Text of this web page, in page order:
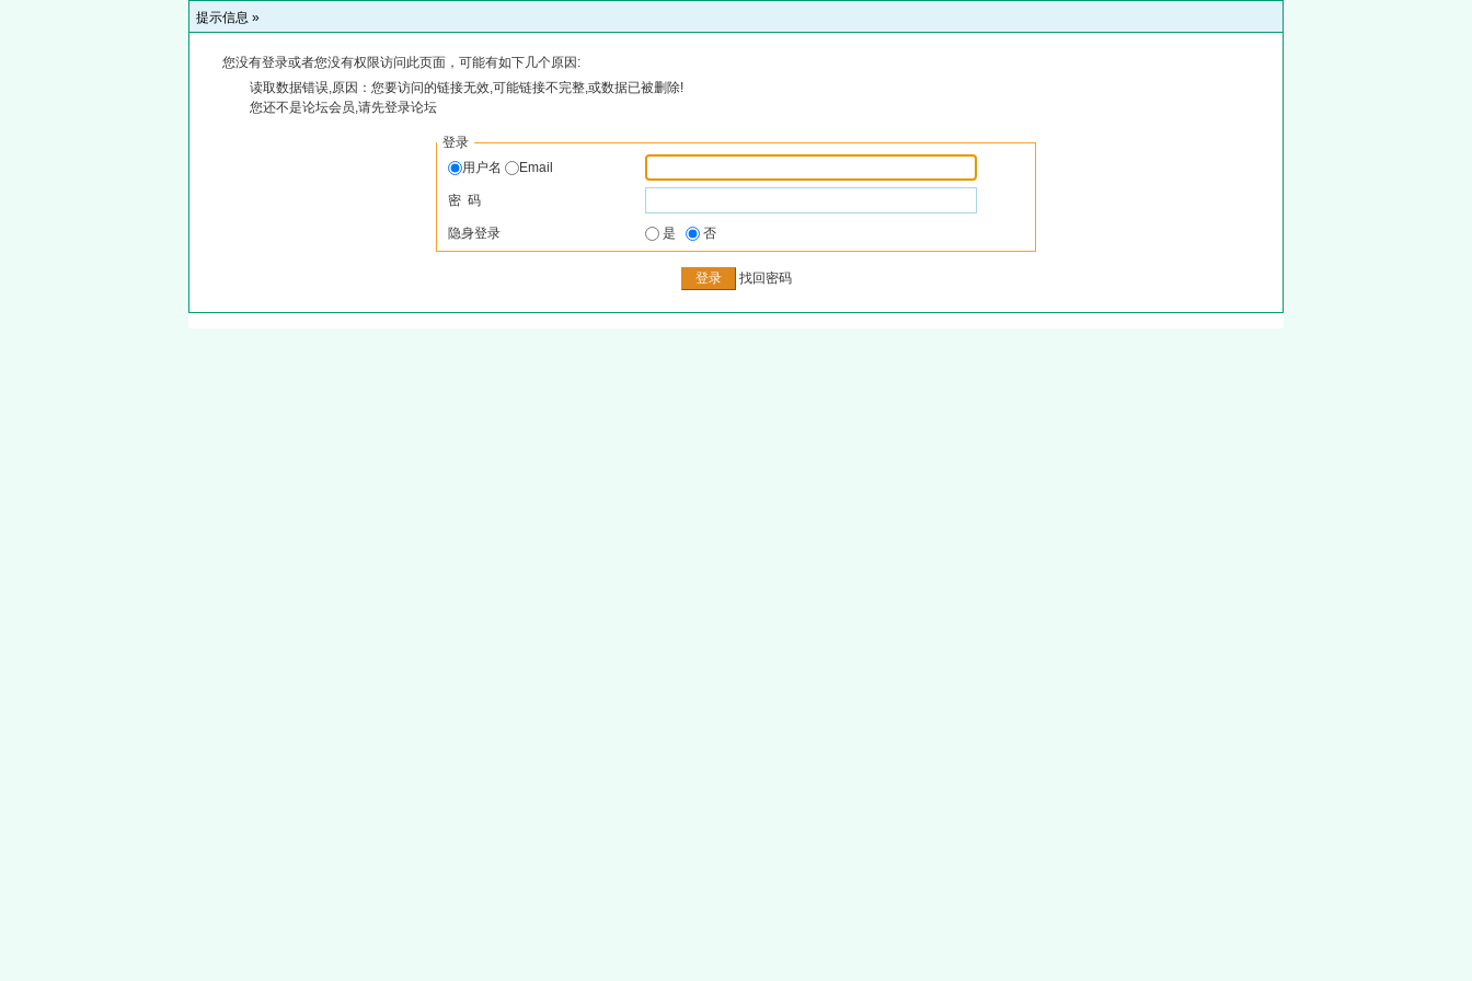
提示信息 »
您没有登录或者您没有权限访问此页面，可能有如下几个原因:
读取数据错误,原因：您要访问的链接无效,可能链接不完整,或数据已被删除!
您还不是论坛会员,请先登录论坛
登录
用户名
Email
密 码
隐身登录 是 否
找回密码